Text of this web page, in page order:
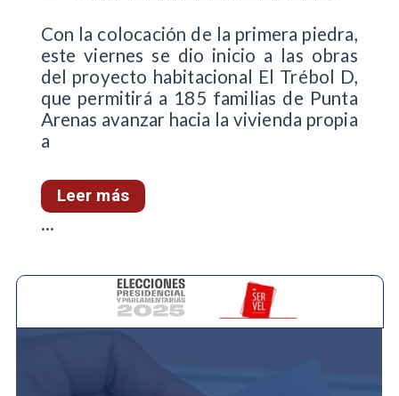
Con la colocación de la primera piedra,
este viernes se dio inicio a las obras
del proyecto habitacional El Trébol D,
que permitirá a 185 familias de Punta
Arenas avanzar hacia la vivienda propia
a
Leer más
...